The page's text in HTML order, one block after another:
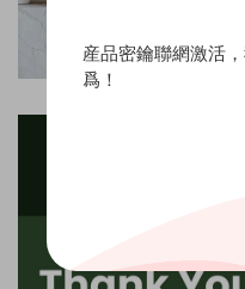
産品密鑰聯網激活
爲！